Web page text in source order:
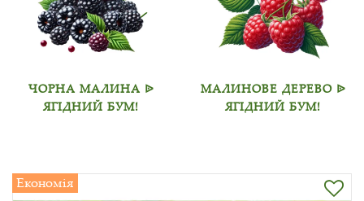
ЧОРНА МАЛИНА ᐉ
ЯГІДНИЙ БУМ!
МАЛИНОВЕ ДЕРЕВО ᐉ
ЯГІДНИЙ БУМ!
Економія